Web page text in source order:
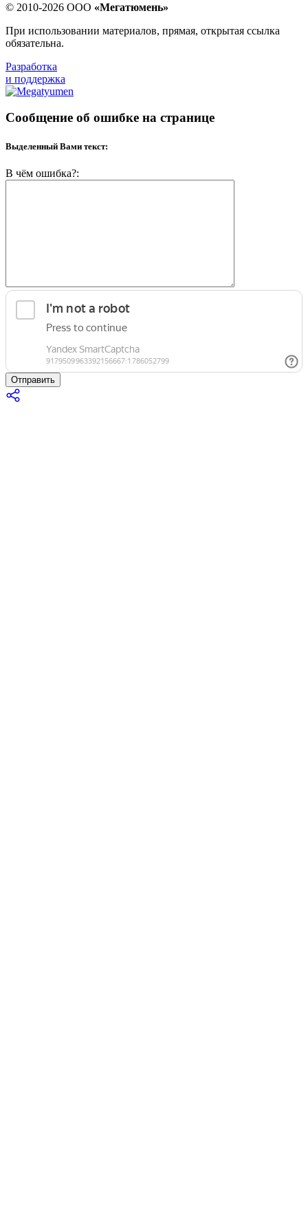
© 2010-2026 ООО «Мегатюмень»
При использовании материалов, прямая, открытая ссылка
обязательна.
Разработка
и поддержка
Сообщение об ошибке на странице
Выделенный Вами текст:
В чём ошибка?:
Отправить